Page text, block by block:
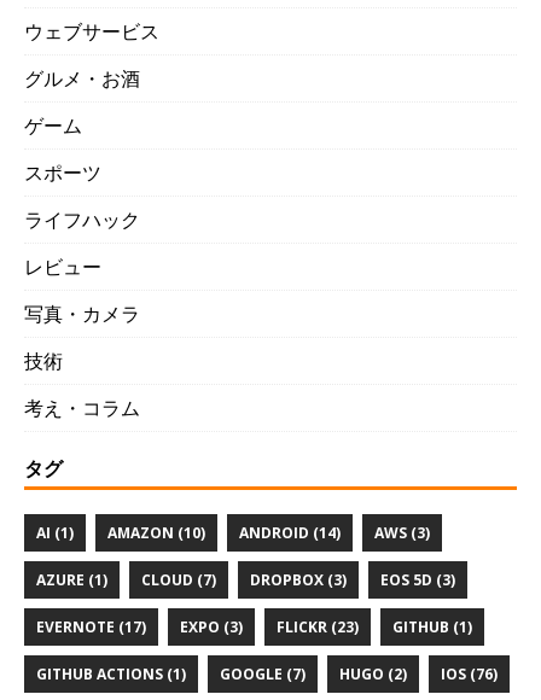
ウェブサービス
グルメ・お酒
ゲーム
スポーツ
ライフハック
レビュー
写真・カメラ
技術
考え・コラム
タグ
AI (1) AMAZON (10) ANDROID (14) AWS (3)
AZURE (1) CLOUD (7) DROPBOX (3) EOS 5D (3)
EVERNOTE (17) EXPO (3) FLICKR (23) GITHUB (1)
GITHUB ACTIONS (1) GOOGLE (7) HUGO (2) IOS (76)